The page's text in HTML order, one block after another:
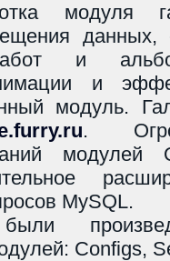
модуля
данных,
и
и
модуль.
.
MySQL.
были
Configs,